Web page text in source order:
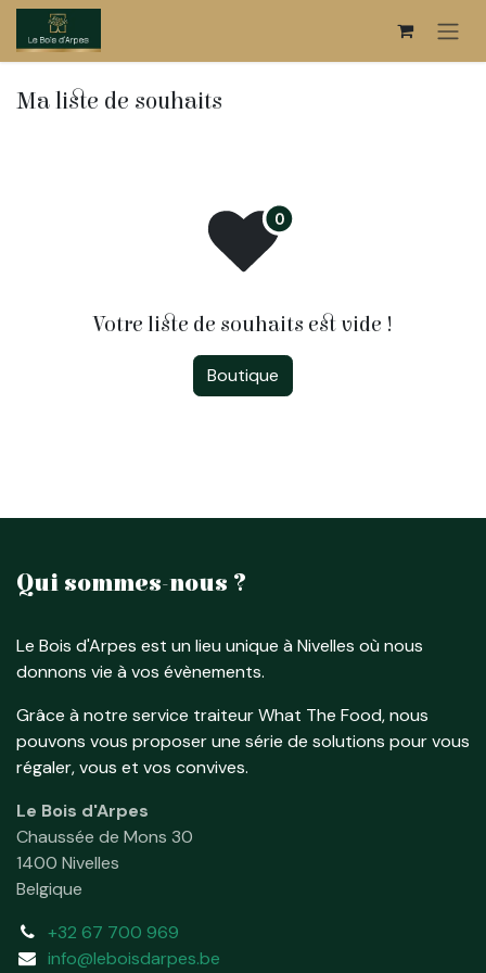
Se rendre au contenu
Ma liste de souhaits
Votre liste de souhaits est vide !
Boutique
Qui sommes-nous ?
Le Bois d'Arpes est un lieu unique à Nivelles où nous
donnons vie à vos évènements.
Grâce à notre service traiteur What The Food, nous
pouvons vous proposer une série de solutions pour vous
régaler, vous et vos convives.
Le Bois d'Arpes
Chaussée de Mons 30
1400 Nivelles
Belgique
+32 67 700 969
info@leboisdarpes.be